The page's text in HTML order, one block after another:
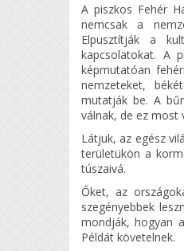
A piszkos Fehér
nemcsak a
Elpusztítják a
kapcsolatokat. A
képmutatóan
nemzeteket,
mutatják be. A
válnak, de ez most
Látjuk, az egész
területükön a
túszaivá.
Őket, az
szegényebbek
mondják, hogyan
Példát követelnek.